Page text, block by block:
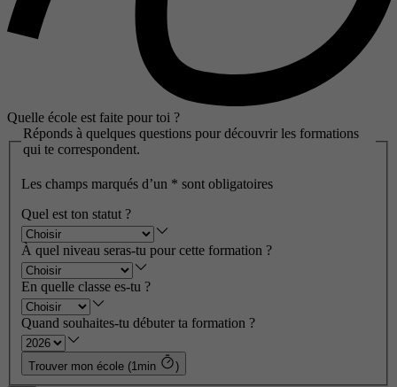
Quelle école est faite pour toi ?
Réponds à quelques questions pour découvrir les formations
qui te correspondent.
Les champs marqués d’un * sont obligatoires
Quel est ton statut ?
À quel niveau seras-tu pour cette formation ?
En quelle classe es-tu ?
Quand souhaites-tu débuter ta formation ?
Trouver mon école (1min )